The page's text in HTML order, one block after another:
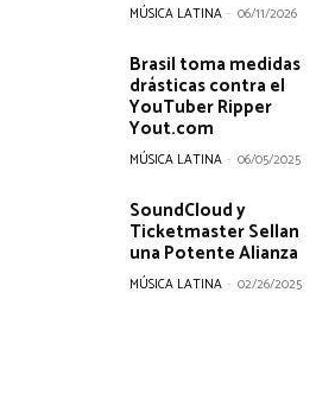
MÚSICA LATINA - 06/11/2026
Brasil toma medidas
drásticas contra el
YouTuber Ripper
Yout.com
MÚSICA LATINA - 06/05/2025
SoundCloud y
Ticketmaster Sellan
una Potente Alianza
MÚSICA LATINA - 02/26/2025